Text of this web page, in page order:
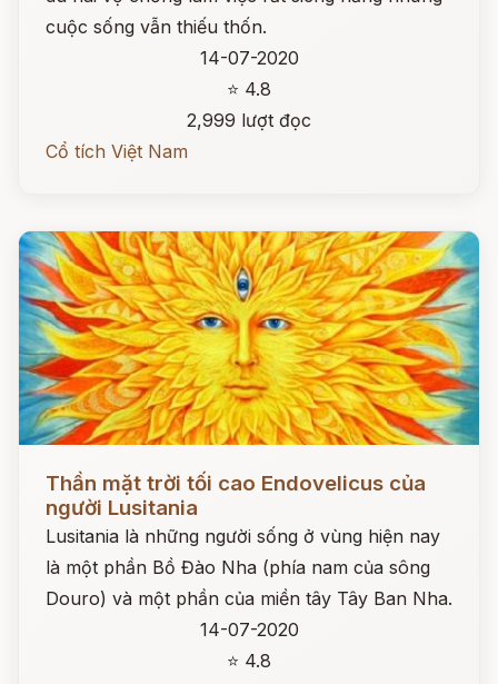
cuộc sống vẫn thiếu thốn.
14-07-2020
⭐ 4.8
2,999 lượt đọc
Cổ tích Việt Nam
Đọc ngay
Thần mặt trời tối cao Endovelicus của
người Lusitania
Lusitania là những người sống ở vùng hiện nay
là một phần Bồ Đào Nha (phía nam của sông
Douro) và một phần của miền tây Tây Ban Nha.
14-07-2020
⭐ 4.8